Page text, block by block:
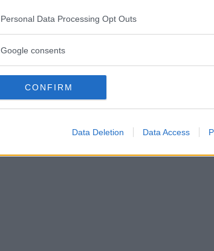
Personal Data Processing Opt Outs
Google consents
CONFIRM
Data Deletion Data Access